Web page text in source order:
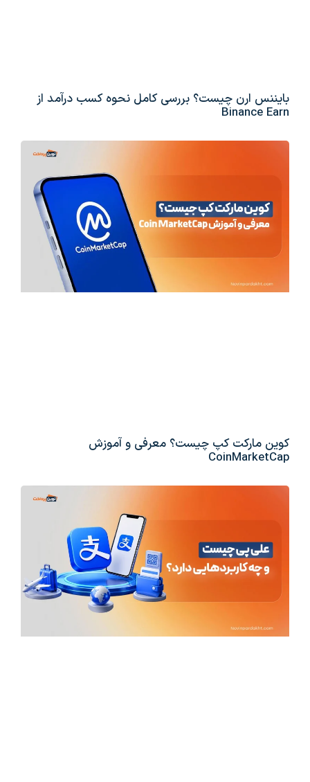
بایننس ارن چیست؟ بررسی کامل نحوه کسب درآمد از
Binance Earn
کوین مارکت کپ چیست؟ معرفی و آموزش
CoinMarketCap